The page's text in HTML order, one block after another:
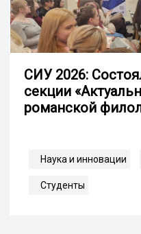
СИУ 2026:
секции
романской
Наука и инновации
Студенты